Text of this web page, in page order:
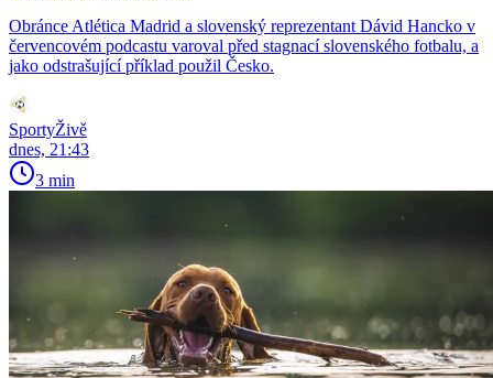
Obránce Atlética Madrid a slovenský reprezentant Dávid Hancko v
červencovém podcastu varoval před stagnací slovenského fotbalu, a
jako odstrašující příklad použil Česko.
SportyŽivě
dnes, 21:43
3 min